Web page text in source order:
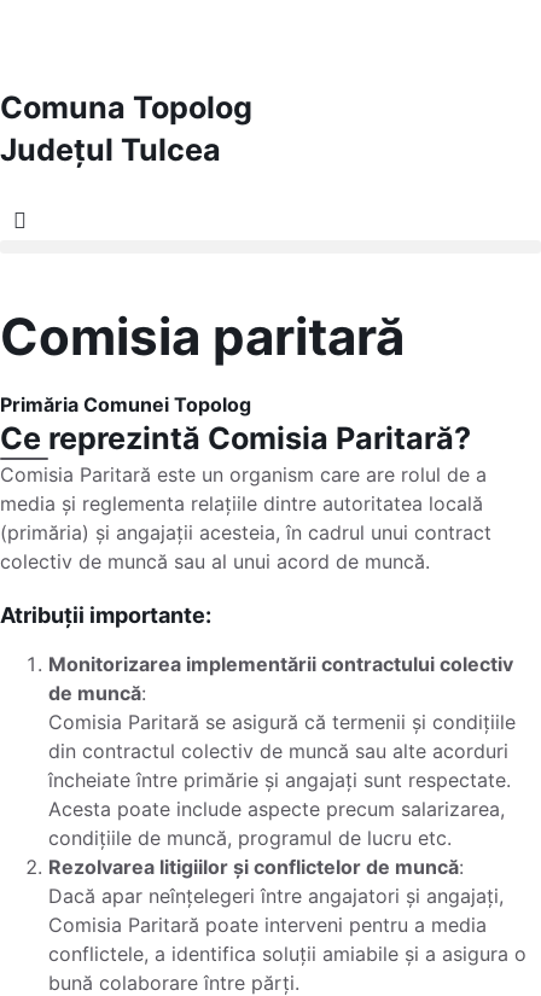
Comuna Topolog
Județul Tulcea
Comisia paritară
Primăria Comunei Topolog
Ce reprezintă Comisia Paritară?
Comisia Paritară este un organism care are rolul de a
media și reglementa relațiile dintre autoritatea locală
(primăria) și angajații acesteia, în cadrul unui contract
colectiv de muncă sau al unui acord de muncă.
Atribuții importante:
Monitorizarea implementării contractului colectiv
de muncă:
Comisia Paritară se asigură că termenii și condițiile
din contractul colectiv de muncă sau alte acorduri
încheiate între primărie și angajați sunt respectate.
Acesta poate include aspecte precum salarizarea,
condițiile de muncă, programul de lucru etc.
Rezolvarea litigiilor și conflictelor de muncă:
Dacă apar neînțelegeri între angajatori și angajați,
Comisia Paritară poate interveni pentru a media
conflictele, a identifica soluții amiabile și a asigura o
bună colaborare între părți.